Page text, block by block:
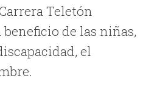
Teletón
de las niñas,
el